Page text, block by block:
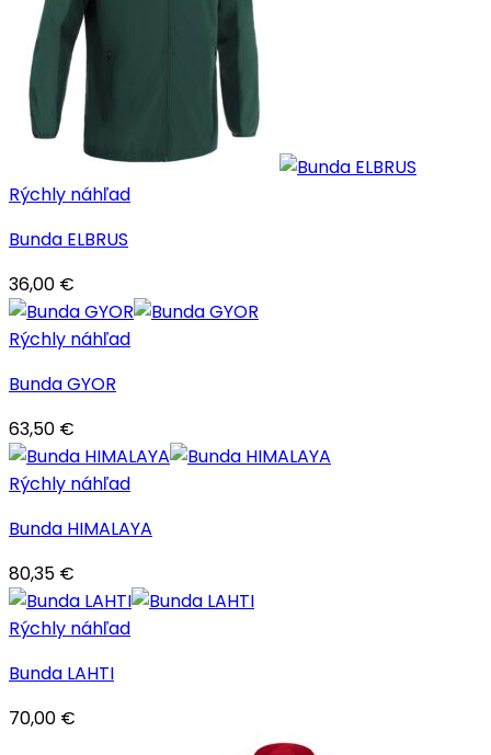
Rýchly náhľad
Bunda ELBRUS
36,00 €
Rýchly náhľad
Bunda GYOR
63,50 €
Rýchly náhľad
Bunda HIMALAYA
80,35 €
Rýchly náhľad
Bunda LAHTI
70,00 €